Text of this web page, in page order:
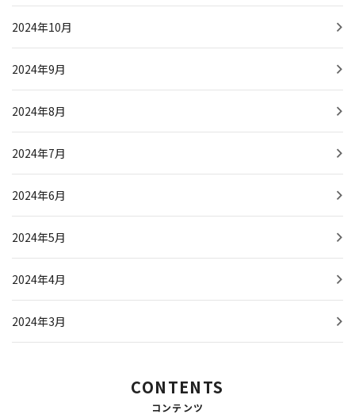
2024年10月
2024年9月
2024年8月
2024年7月
2024年6月
2024年5月
2024年4月
2024年3月
CONTENTS
コンテンツ